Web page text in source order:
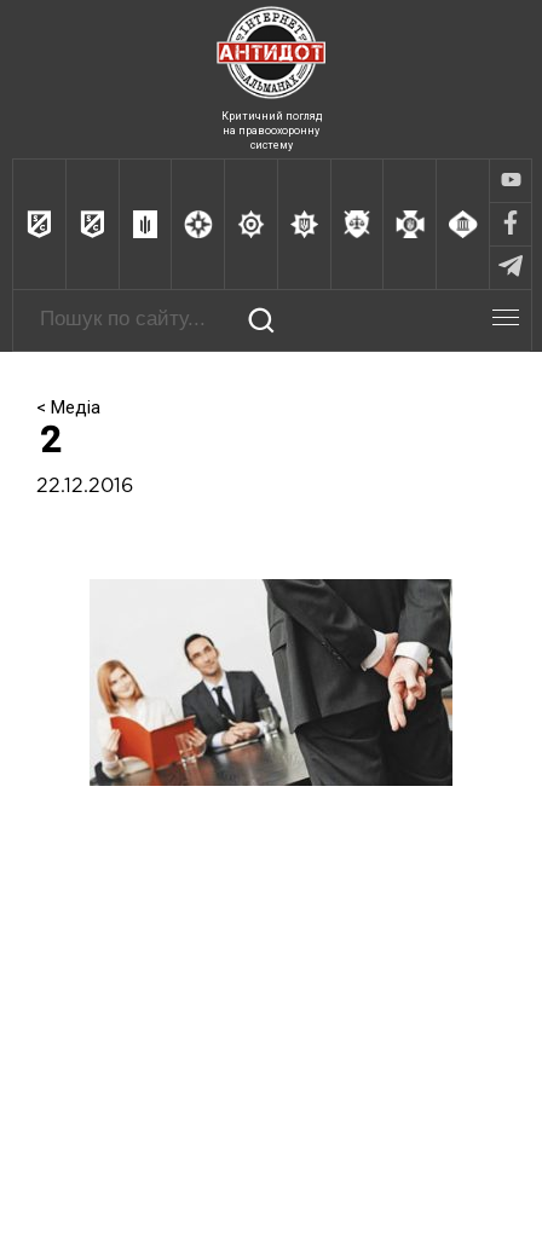
Критичний погляд
на правоохоронну
систему
< Медіа
2
22.12.2016